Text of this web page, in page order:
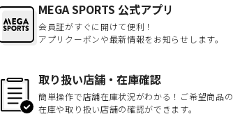
MEGA SPORTS 公式アプリ
会員証がすぐに開けて便利！
アプリクーポンや最新情報をお知らせします。
取り扱い店舗・在庫確認
簡単操作で店舗在庫状況がわかる！ご希望商品の
在庫や取り扱い店舗の確認ができます。